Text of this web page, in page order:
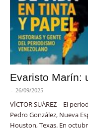
Evaristo Marín:
- 26/09/2025
VÍCTOR SUÁREZ - El
Pedro González, Nueva
Houston, Texas. En